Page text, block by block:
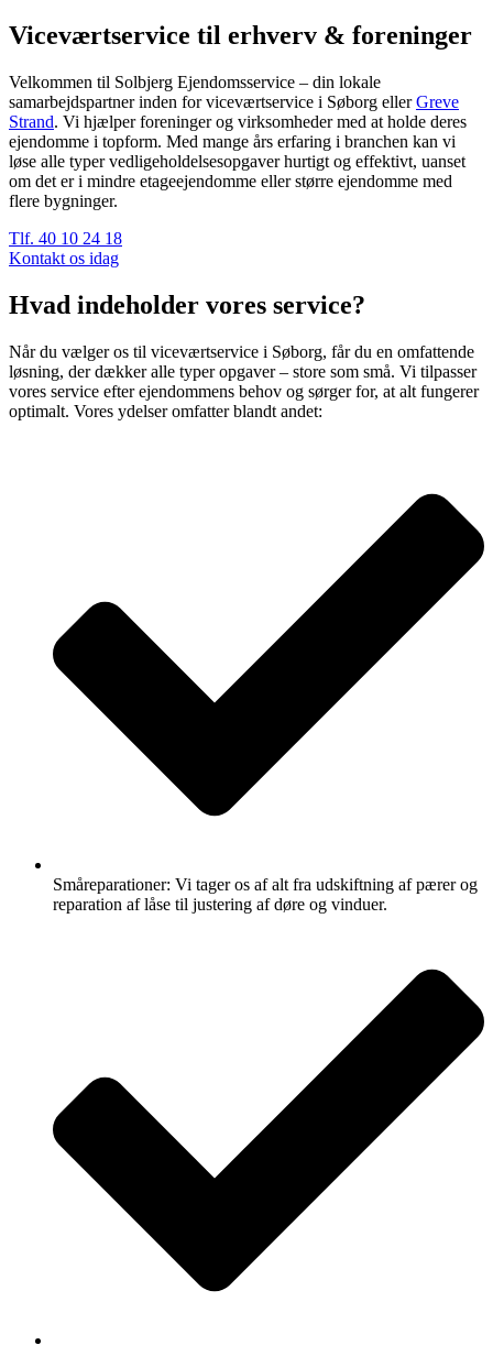
Viceværtservice til erhverv & foreninger
Velkommen til Solbjerg Ejendomsservice – din lokale
samarbejdspartner inden for viceværtservice i Søborg ellerGreve
Strand. Vi hjælper foreninger og virksomheder med at holde deres
ejendomme i topform. Med mange års erfaring i branchen kan vi
løse alle typer vedligeholdelsesopgaver hurtigt og effektivt, uanset
om det er i mindre etageejendomme eller større ejendomme med
flere bygninger.
Tlf. 40 10 24 18
Kontakt os idag
Hvad indeholder vores service?
Når du vælger os til viceværtservice i Søborg, får du en omfattende
løsning, der dækker alle typer opgaver – store som små. Vi tilpasser
vores service efter ejendommens behov og sørger for, at alt fungerer
optimalt. Vores ydelser omfatter blandt andet:
Småreparationer: Vi tager os af alt fra udskiftning af pærer og
reparation af låse til justering af døre og vinduer.